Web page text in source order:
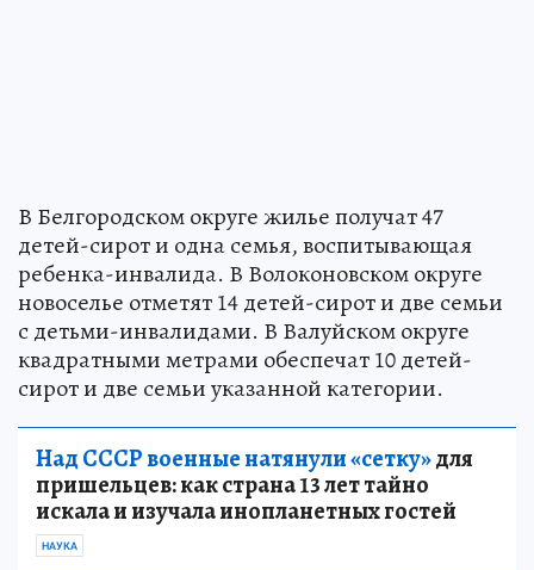
В Белгородском округе жилье получат 47
детей-сирот и одна семья, воспитывающая
ребенка-инвалида. В Волоконовском округе
новоселье отметят 14 детей-сирот и две семьи
с детьми-инвалидами. В Валуйском округе
квадратными метрами обеспечат 10 детей-
сирот и две семьи указанной категории.
Над СССР военные натянули «сетку»для
пришельцев: как страна 13 лет тайно
искала и изучала инопланетных гостей
НАУКА